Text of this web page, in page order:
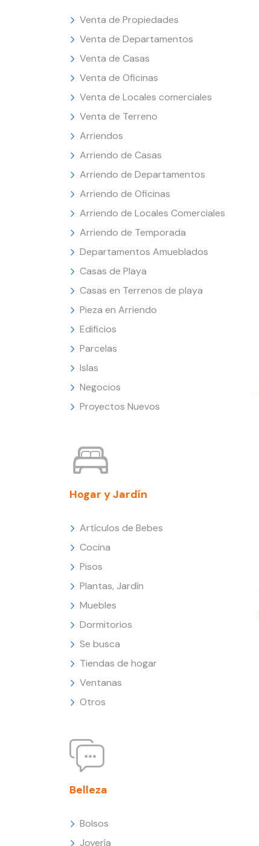
Venta de Propiedades
Venta de Departamentos
Venta de Casas
Venta de Oficinas
Venta de Locales comerciales
Venta de Terreno
Arriendos
Arriendo de Casas
Arriendo de Departamentos
Arriendo de Oficinas
Arriendo de Locales Comerciales
Arriendo de Temporada
Departamentos Amueblados
Casas de Playa
Casas en Terrenos de playa
Pieza en Arriendo
Edificios
Parcelas
Islas
Negocios
Proyectos Nuevos
Hogar y Jardín
Artículos de Bebes
Cocina
Pisos
Plantas, Jardín
Muebles
Dormitorios
Se busca
Tiendas de hogar
Ventanas
Otros
Belleza
Bolsos
Joyería